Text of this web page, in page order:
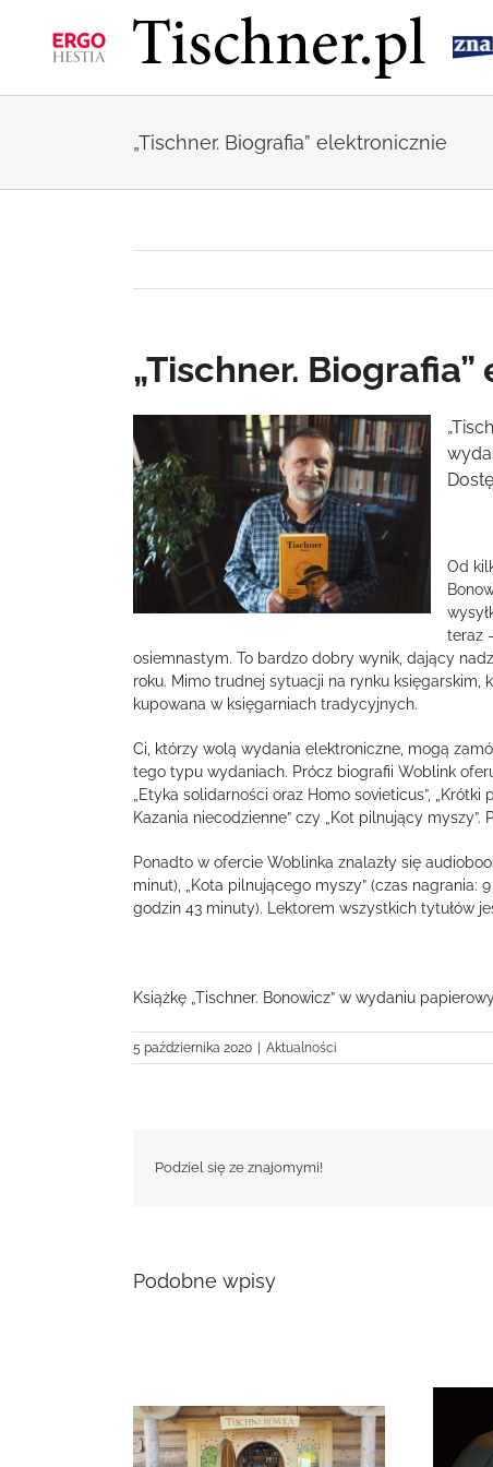
zawartości
„Tischner. Biografia” elektronicznie
„Tischner.
Pokaż
większy
obrazek
Od
teraz
osiemnastym. To bardzo dobry wynik, dający
roku. Mimo trudnej sytuacji na rynku księgarskim,
kupowana w księgarniach tradycyjnych.
Ci, którzy wolą wydania elektroniczne, mogą
tego typu wydaniach. Prócz biografii Woblink
„Etyka solidarności oraz Homo sovieticus”,
Kazania niecodzienne” czy „Kot pilnujący myszy”.
Ponadto w ofercie Woblinka znalazły się
minut), „Kota pilnującego myszy” (czas nagrania:
godzin 43 minuty). Lektorem wszystkich tytułów
Książkę „Tischner. Bonowicz” w wydaniu
5 października 2020 Aktualności
Podziel się ze znajomymi!
Podobne wpisy